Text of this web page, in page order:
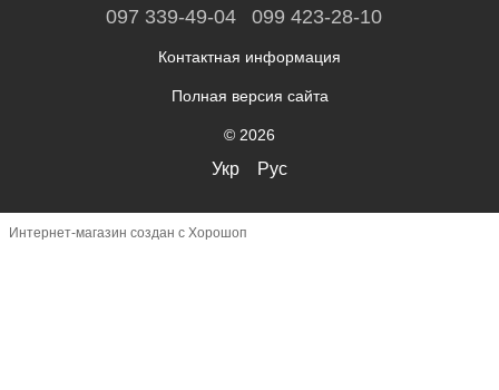
097 339-49-04 099 423-28-10
Контактная информация
Полная версия сайта
© 2026
Укр Рус
Интернет-магазин создан с Хорошоп